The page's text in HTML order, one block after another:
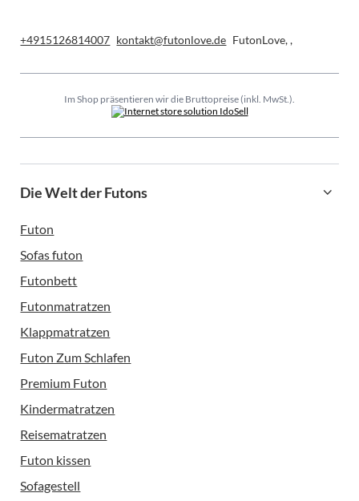
+4915126814007 kontakt@futonlove.de FutonLove,,
Im Shop präsentieren wir die Bruttopreise (inkl. MwSt.).
Die Welt der Futons
Futon
Sofas futon
Futonbett
Futonmatratzen
Klappmatratzen
Futon Zum Schlafen
Premium Futon
Kindermatratzen
Reisematratzen
Futon kissen
Sofagestell